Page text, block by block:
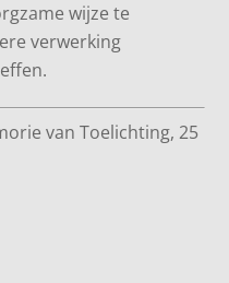
wijze te
verwerking
van Toelichting, 25